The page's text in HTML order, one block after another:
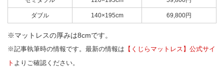
ダブル 140×195cm 69,800円
※マットレスの厚みは8cmです。
※記事執筆時の情報です。最新の情報は 【くじらマットレス】公式サイ
ト よりご確認ください。